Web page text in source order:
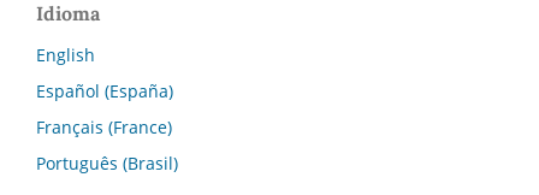
Idioma
English
Español (España)
Français (France)
Português (Brasil)